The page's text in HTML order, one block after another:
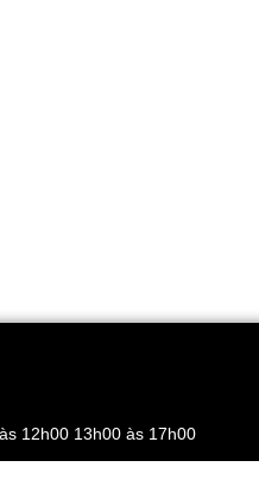
12h00 13h00 às 17h00